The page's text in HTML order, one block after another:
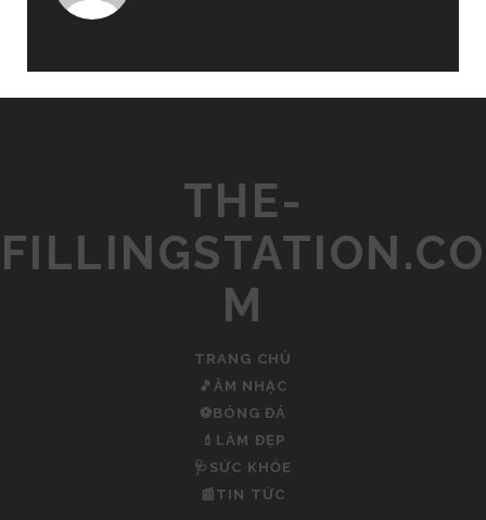
THE-
FILLINGSTATION.CO
M
TRANG CHỦ
🎵ÂM NHẠC
⚽BÓNG ĐÁ
💄LÀM ĐẸP
🩺SỨC KHỎE
📰TIN TỨC